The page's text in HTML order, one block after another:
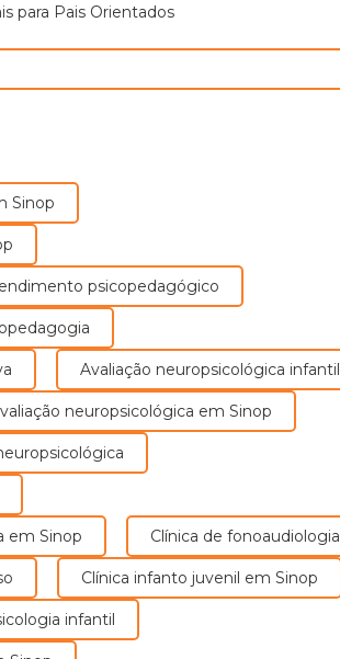
para Pais Orientados
Sinop
psicopedagógico
Avaliação neuropsicológica infantil
Avaliação neuropsicológica em Sinop
em Sinop Clínica de fonoaudiologia
Clínica infanto juvenil em Sinop
infantil